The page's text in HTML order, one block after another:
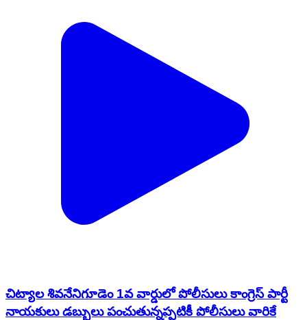
చిట్యాల శివనేనిగూడెం 1వ వార్డులో పోలీసులు కాంగ్రెస్ పార్టీ
నాయకులు డబ్బులు పంచుతున్నప్పటికీ పోలీసులు వారికే